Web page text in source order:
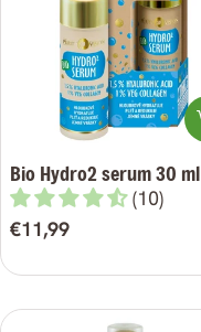
Bio Hydro2 serum 30 ml
(10)
Bežná
€11,99